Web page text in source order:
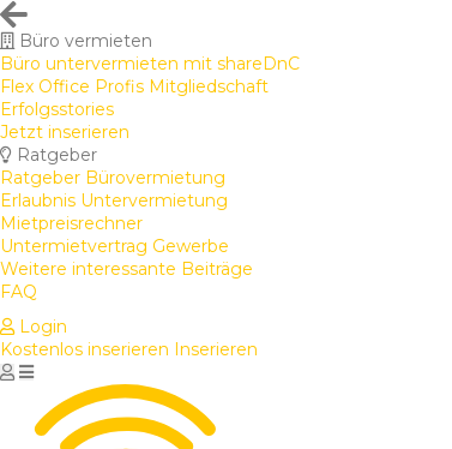
Büro vermieten
Büro untervermieten mit shareDnC
Flex Office Profis Mitgliedschaft
Erfolgsstories
Jetzt inserieren
Ratgeber
Ratgeber Bürovermietung
Erlaubnis Untervermietung
Mietpreisrechner
Untermietvertrag Gewerbe
Weitere interessante Beiträge
FAQ
Login
Kostenlos inserieren Inserieren